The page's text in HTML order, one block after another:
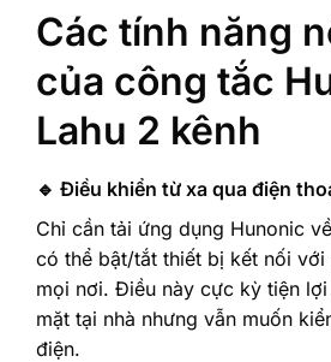
Các tính năng
của công tắc
Lahu 2 kênh
🔹 Điều khiển từ xa qua điện
Chỉ cần tải ứng dụng Hunonic
có thể bật/tắt thiết bị kết nối
mọi nơi. Điều này cực kỳ tiện
mặt tại nhà nhưng vẫn muốn
điện.